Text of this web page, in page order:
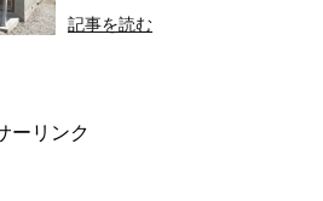
記事を読む
ーリンク